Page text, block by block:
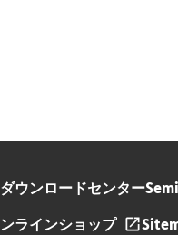
ダウンロードセンター
ンラインショップ